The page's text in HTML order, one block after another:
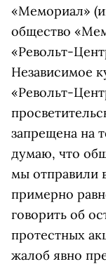
«Мемориал»
общество
«Револьт-
Независимое
«Револьт-
запрещена на
думаю, что
мы отправили
примерно
говорить об
протестных
жалоб явно